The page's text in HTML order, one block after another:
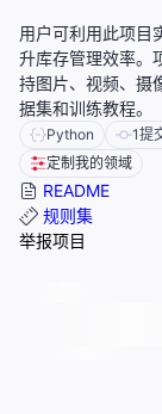
用户可利用此项目
升库存管理效率。
持图片、视频、摄
据集和训练教程。
Python 1提
定制我的领域
README
规则集
举报项目